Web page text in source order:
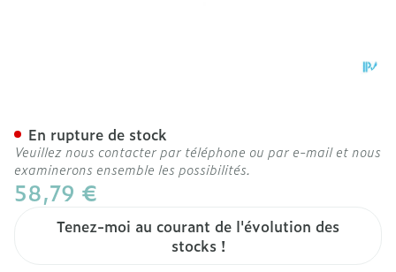
58,79 €
Tenez-moi au courant de l'évolution des
stocks !
En rupture de stock
Veuillez nous contacter par téléphone ou par e-mail et nous
examinerons ensemble les possibilités.